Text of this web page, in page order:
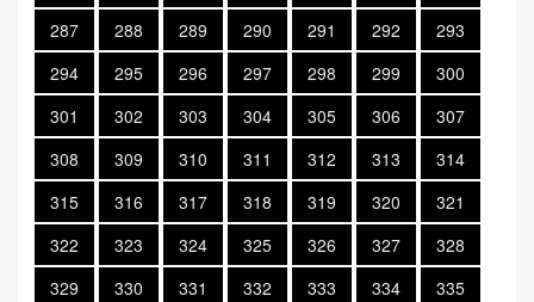
287
288 289 290 291 292
293
294
295 296 297 298 299
300
301
302 303 304 305 306
307
308
309 310 311 312 313
314
315
316 317 318 319 320
321
322
323 324 325 326 327
328
329
330 331 332 333 334
335